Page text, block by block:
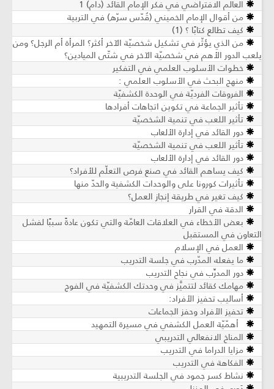
العالم الافتراضي في فكر الإمام القائد (دام) 1
من أقوال الإمام الخميني (قُدّس سرّه) في التربية
كيف تطالع كتابًا ؟ (1)
من الذي يؤثّر في تشكيل شخصيّة الآخر أكثر؟ المرأة أم الرجل؟ ومن
يلعب الدور الأهم في شخصيّة الآخر في شتّى الميادين؟
خطوات الأسلوب العلمي في التفكير
منهج البحث في الأسلوب العلمي :
الفروقات الفرديّة في الوحدة الكشفيّة
تأثير الجماعة في تكوين اتجاهات أفرادها
تأثير اللعب في تنمية الشخصيّة
دور القائد في إدارة الألعاب
تأثير اللعب في تنمية الشخصيّة
دور القائد في إدارة الألعاب
كيف يساهم القائد في صنع فرص التعلّم للأفراد؟
تأثيرات كورونا على والوحدات الكشفية والحدّ منها
كيف تغير في طريقة إنجاز العمل؟
الدقة في القرار
بعض الأخطاء في العلاقات العامّة والتي تكون عادةً سببًا لفشل
التعاون في المستقبل
العمل في الإسلام
ما يفعله المدّرب في جلسة التدريب
دور المدرِّب في نجاح التدريب
مهامك كقائد لتتميَّز في وحدتك الكشفيّة في الفوج
أساليب تحفيز الأفراد:
تحفيز الأفراد وحفز الجماعات
أهمّيّة العمل الكشفي في مسيرة التمهيد
المناخ الانفعالي التدريبي
مزايا الدراما في التدريب
الفكاهة في التدريب
نشاط كسر جمود في الجلسة التدريبية